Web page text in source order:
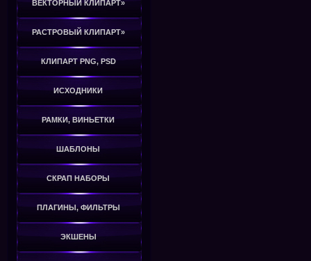
ВЕКТОРНЫЙ КЛИПАРТ»
РАСТРОВЫЙ КЛИПАРТ»
КЛИПАРТ PNG, PSD
ИСХОДНИКИ
РАМКИ, ВИНЬЕТКИ
ШАБЛОНЫ
СКРАП НАБОРЫ
ПЛАГИНЫ, ФИЛЬТРЫ
ЭКШЕНЫ